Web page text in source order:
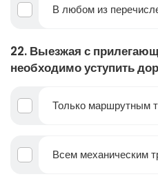
В любом из
22. Выезжая с
необходимо уступить
Только маршрутным
Всем механическим